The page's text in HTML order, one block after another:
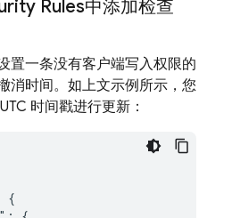
Rules中添加检查
置一条没有客户端写入权限的
消时间。如上文示例所示，您
时间戳进行更新：
{